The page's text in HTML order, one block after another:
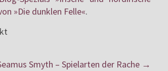
»Die dunklen Felle«.
Smyth – Spielarten der Rache →